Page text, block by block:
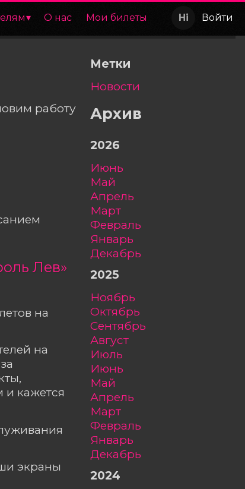
О нас Мои билеты Войти
работу
Лев»
на
на
и кажется
экраны
Метки
Новости
Архив
2026
июнь
май
апрель
март
февраль
январь
декабрь
2025
ноябрь
октябрь
сентябрь
август
июль
июнь
май
апрель
март
февраль
январь
декабрь
2024